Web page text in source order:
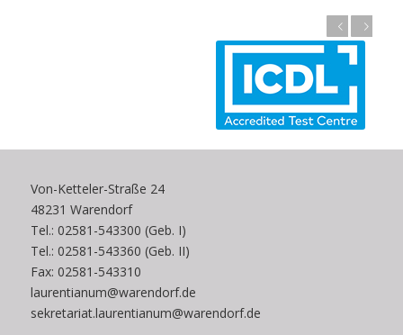
Von-Ketteler-Straße 24
48231 Warendorf
Tel.: 02581-543300 (Geb. I)
Tel.: 02581-543360 (Geb. II)
Fax: 02581-543310
laurentianum@warendorf.de
sekretariat.laurentianum@warendorf.de